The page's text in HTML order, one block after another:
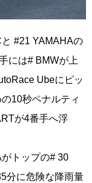
#21 YAMAHAの
には# BMWが上
Ubeにピッ
10秒ペナルティ
が4番手へ浮
トップの# 30
分に危険な降雨量